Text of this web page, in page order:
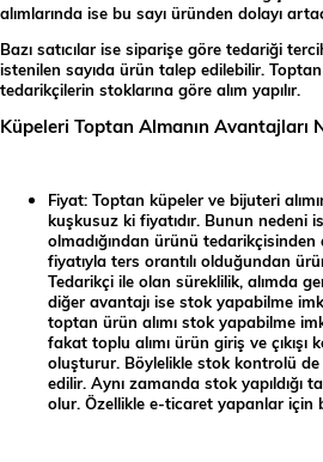
alımlarında ise bu sayı üründen dolayı
Bazı satıcılar ise siparişe göre tedariği
istenilen sayıda ürün talep edilebilir.
tedarikçilerin stoklarına göre alım yapılır.
Küpeleri Toptan Almanın Avantajları
Fiyat: Toptan küpeler ve bijuteri
kuşkusuz ki fiyatıdır. Bunun nedeni
olmadığından ürünü tedarikçisinden
fiyatıyla ters orantılı olduğundan
Tedarikçi ile olan süreklilik, alımda
diğer avantajı ise stok yapabilme
toptan ürün alımı stok yapabilme
fakat toplu alımı ürün giriş ve
oluşturur. Böylelikle stok kontrolü
edilir. Aynı zamanda stok yapıldığı
olur. Özellikle e-ticaret yapanlar için